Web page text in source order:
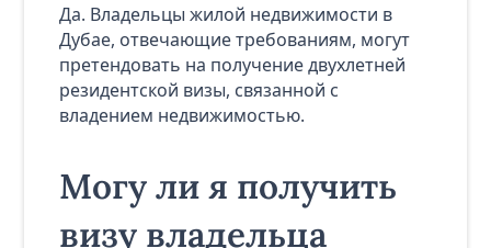
Да. Владельцы жилой недвижимости в
Дубае, отвечающие требованиям, могут
претендовать на получение двухлетней
резидентской визы, связанной с
владением недвижимостью.
Могу ли я получить
визу владельца